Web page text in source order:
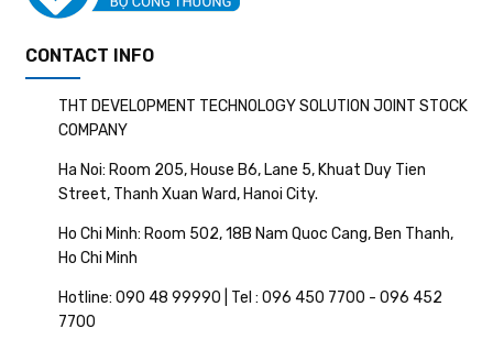
CONTACT INFO
THT DEVELOPMENT TECHNOLOGY SOLUTION JOINT STOCK
COMPANY
Ha Noi: Room 205, House B6, Lane 5, Khuat Duy Tien
Street, Thanh Xuan Ward, Hanoi City.
Ho Chi Minh: Room 502, 18B Nam Quoc Cang, Ben Thanh,
Ho Chi Minh
Hotline: 090 48 99990 | Tel : 096 450 7700 - 096 452
7700